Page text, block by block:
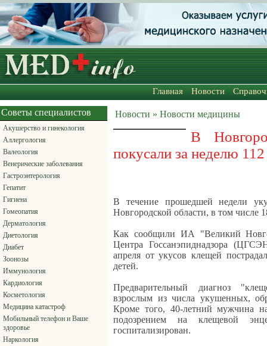
Главная Новости
Советы специалистов
Акушерство и гинекология
Аллергология
Валеология
Венерические заболевания
Гастроэнтерология
Гепатит
Гигиена
Гомеопатия
Дерматология
Диетология
Диабет
Зоонозы
Иммунология
Кардиология
Косметология
Медицина катастроф
Мобильный телефон и Ваше
здоровье
Наркология
Новости » Новости медицины
В
покусали за неделю
В течение прошедшей недели
Новгородской области, в том числе
Как сообщили ИА "Великий
Центра Госсанэпиднадзора
апреля от укусов клещей
детей.
Предварительный диагноз
взрослым из числа укушенных,
Кроме того, 40-летний мужчина
подозрением на клещевой
госпитализирован.